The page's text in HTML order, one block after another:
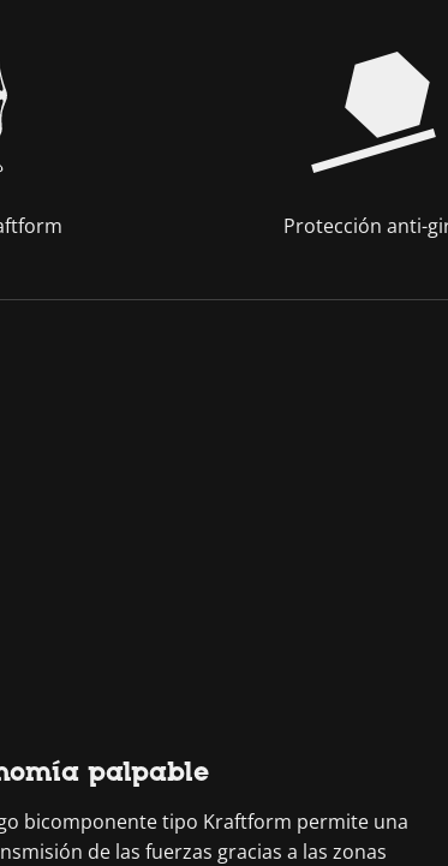
Protección anti-
palpable
bicomponente tipo Kraftform permite una
de las fuerzas gracias a las zonas